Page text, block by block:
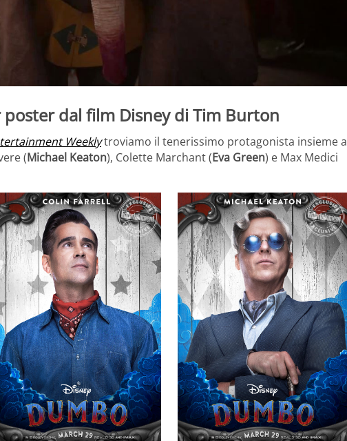
dal film Disney di Tim Burton
Weeklytroviamo il tenerissimo protagonista insieme a
(Michael Keaton), Colette Marchant (Eva Green) e Max Medici